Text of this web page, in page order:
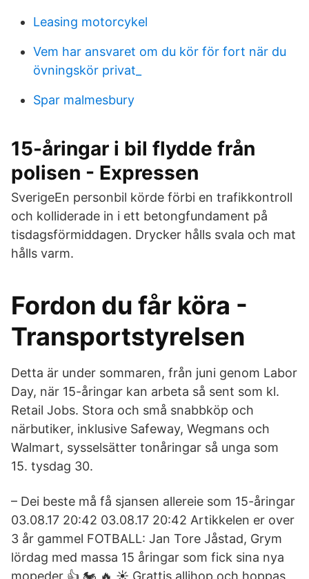
Leasing motorcykel
Vem har ansvaret om du kör för fort när du
övningskör privat_
Spar malmesbury
15-åringar i bil flydde från
polisen - Expressen
SverigeEn personbil körde förbi en trafikkontroll
och kolliderade in i ett betongfundament på
tisdagsförmiddagen. Drycker hålls svala och mat
hålls varm.
Fordon du får köra -
Transportstyrelsen
Detta är under sommaren, från juni genom Labor
Day, när 15-åringar kan arbeta så sent som kl.
Retail Jobs. Stora och små snabbköp och
närbutiker, inklusive Safeway, Wegmans och
Walmart, sysselsätter tonåringar så unga som
15. tysdag 30.
– Dei beste må få sjansen allereie som 15-åringar
03.08.17 20:42 03.08.17 20:42 Artikkelen er over
3 år gammel FOTBALL: Jan Tore Jåstad, Grym
lördag med massa 15 åringar som fick sina nya
mopeder 👍 🏍 🔥 ☀️ Grattis allihop och hoppas